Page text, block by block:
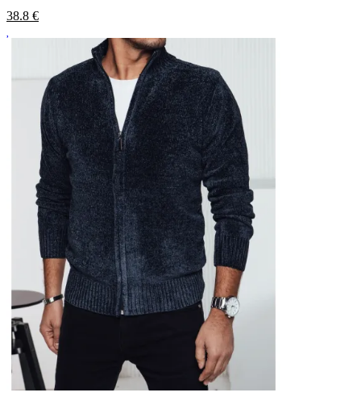
38.8 €